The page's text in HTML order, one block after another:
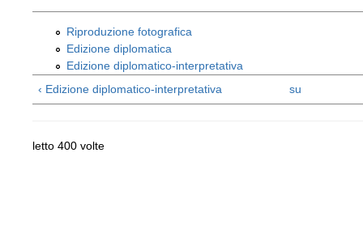
Riproduzione fotografica
Edizione diplomatica
Edizione diplomatico-interpretativa
‹ Edizione diplomatico-interpretativa
su
letto 400 volte